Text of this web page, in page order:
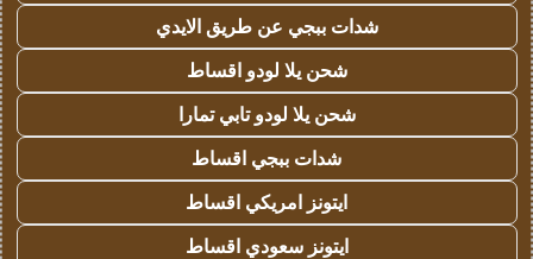
شدات ببجي عن طريق الايدي
شحن يلا لودو اقساط
شحن يلا لودو تابي تمارا
شدات ببجي اقساط
ايتونز امريكي اقساط
ايتونز سعودي اقساط